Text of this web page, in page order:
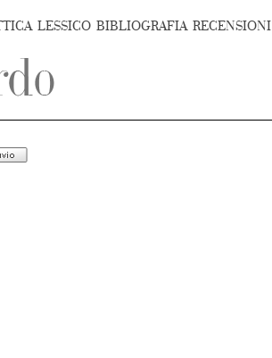
LESSICO BIBLIOGRAFIA RECENSIONI